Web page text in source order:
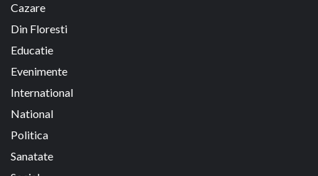
Cazare
Din Floresti
Educatie
Evenimente
International
National
Politica
Sanatate